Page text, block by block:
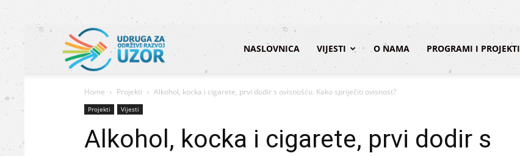
za
održivi
NASLOVNICA VIJESTI O NAMA PROGRAMI I PROJEKTI
Home Projekti Alkohol, kocka i cigarete, prvi dodir s ovisnošću. Kako spriječiti ovisnost?
Projekti Vijesti
Alkohol, kocka i cigarete, prvi dodir s